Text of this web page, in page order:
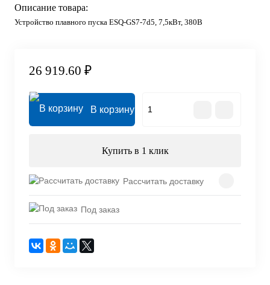
Описание товара:
Устройство плавного пуска ESQ-GS7-7d5, 7,5кВт, 380В
26 919.60 ₽
В корзину
Купить в 1 клик
Рассчитать доставку
Под заказ